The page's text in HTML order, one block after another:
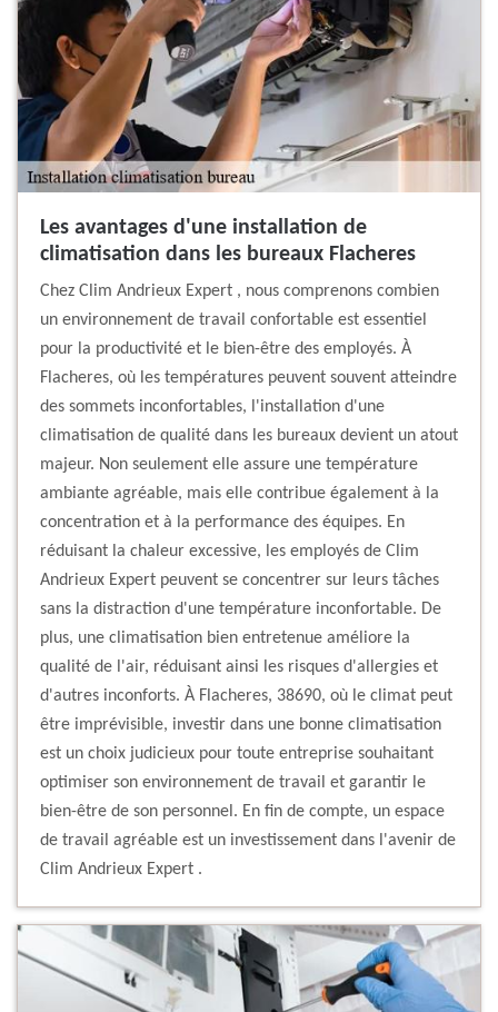
Les avantages d'une installation de
climatisation dans les bureaux Flacheres
Chez Clim Andrieux Expert , nous comprenons combien
un environnement de travail confortable est essentiel
pour la productivité et le bien-être des employés. À
Flacheres, où les températures peuvent souvent atteindre
des sommets inconfortables, l'installation d'une
climatisation de qualité dans les bureaux devient un atout
majeur. Non seulement elle assure une température
ambiante agréable, mais elle contribue également à la
concentration et à la performance des équipes. En
réduisant la chaleur excessive, les employés de Clim
Andrieux Expert peuvent se concentrer sur leurs tâches
sans la distraction d'une température inconfortable. De
plus, une climatisation bien entretenue améliore la
qualité de l'air, réduisant ainsi les risques d'allergies et
d'autres inconforts. À Flacheres, 38690, où le climat peut
être imprévisible, investir dans une bonne climatisation
est un choix judicieux pour toute entreprise souhaitant
optimiser son environnement de travail et garantir le
bien-être de son personnel. En fin de compte, un espace
de travail agréable est un investissement dans l'avenir de
Clim Andrieux Expert .